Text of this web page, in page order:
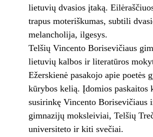
lietuvių dvasios įtaką.
trapus moteriškumas, subtili
melancholija, ilgesys.
Telšių Vincento Borisevičiaus
lietuvių kalbos ir literatūros
Ežerskienė pasakojo apie poetės
kūrybos kelią. Įdomios paskaitos
susirinkę Vincento Borisevičiaus
gimnazijų moksleiviai, Telšių
universiteto ir kiti svečiai.